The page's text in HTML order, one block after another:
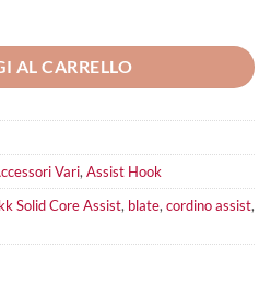
AL CARRELLO
Vari, Assist Hook
Solid Core Assist, blate, cordino assist,